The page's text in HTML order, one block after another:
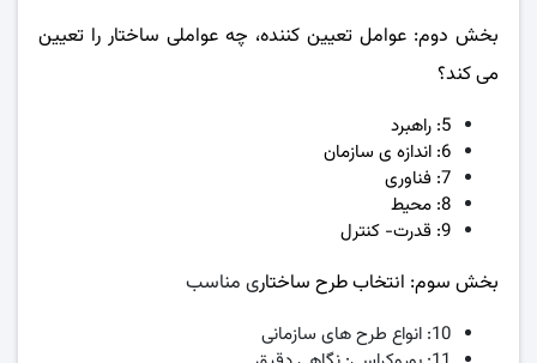
بخش دوم: عوامل تعیین کننده، چه عواملی ساختار را تعیین
می کند؟
5: راهبرد
6: اندازه ی سازمان
7: فناوری
8: محیط
9: قدرت- کنترل
بخش سوم: انتخاب طرح ساختاری مناسب
10: انواع طرح های سازمانی